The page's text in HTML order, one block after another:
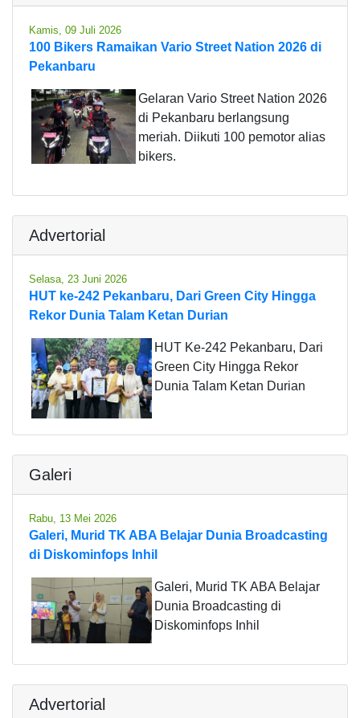
Kamis, 09 Juli 2026
100 Bikers Ramaikan Vario Street Nation 2026 di
Pekanbaru
Gelaran Vario Street Nation 2026
di Pekanbaru berlangsung
meriah. Diikuti 100 pemotor alias
bikers.
Advertorial
Selasa, 23 Juni 2026
HUT ke-242 Pekanbaru, Dari Green City Hingga
Rekor Dunia Talam Ketan Durian
HUT Ke-242 Pekanbaru, Dari
Green City Hingga Rekor
Dunia Talam Ketan Durian
Galeri
Rabu, 13 Mei 2026
Galeri, Murid TK ABA Belajar Dunia Broadcasting
di Diskominfops Inhil
Galeri, Murid TK ABA Belajar
Dunia Broadcasting di
Diskominfops Inhil
Advertorial